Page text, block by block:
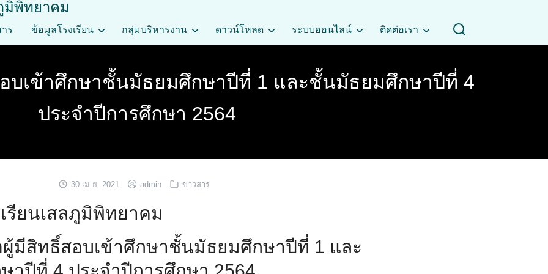
มิพิทยาคม
ร ข้อมูลโรงเรียน กลุ่มบริหารงาน ดาวน์โหลด ระบบออนไลน์ ติดต่อเรา
บเข้าศึกษาชั้นมัธยมศึกษาปีที่ 1 และชั้นมัธยมศึกษาปีที่ 4
ประจำปีการศึกษา 2564
30 เม.ย. 2021 admin ข่าวสาร
รียนเสลภูมิพิทยาคม
ผู้มีสิทธิ์สอบเข้าศึกษาชั้นมัธยมศึกษาปีที่ 1 และ